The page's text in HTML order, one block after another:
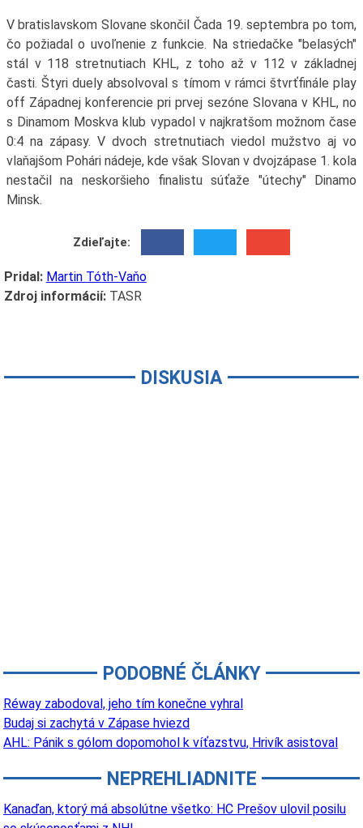
V bratislavskom Slovane skončil Čada 19. septembra po tom,
čo požiadal o uvoľnenie z funkcie. Na striedačke "belasých"
stál v 118 stretnutiach KHL, z toho až v 112 v základnej
časti. Štyri duely absolvoval s tímom v rámci štvrťfinále play
off Západnej konferencie pri prvej sezóne Slovana v KHL, no
s Dinamom Moskva klub vypadol v najkratšom možnom čase
0:4 na zápasy. V dvoch stretnutiach viedol mužstvo aj vo
vlaňajšom Pohári nádeje, kde však Slovan v dvojzápase 1. kola
nestačil na neskoršieho finalistu súťaže "útechy" Dinamo
Minsk.
Zdieľajte:
Pridal: Martin Tóth-Vaňo
Zdroj informácií:TASR
DISKUSIA
PODOBNÉ ČLÁNKY
Réway zabodoval, jeho tím konečne vyhral
Budaj si zachytá v Zápase hviezd
AHL: Pánik s gólom dopomohol k víťazstvu, Hrivík asistoval
NEPREHLIADNITE
Kanaďan, ktorý má absolútne všetko: HC Prešov ulovil posilu